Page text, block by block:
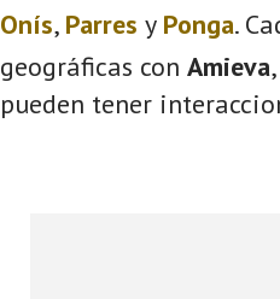
Onís, Parres y Ponga.
geográficas con Amieva
pueden tener